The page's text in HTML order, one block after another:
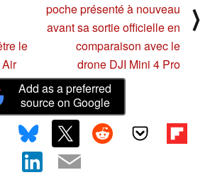
le
poche présenté à nouveau
avant sa sortie officielle en
comparaison avec le
drone DJI Mini 4 Pro
⟩
Add as a preferred
source on Google